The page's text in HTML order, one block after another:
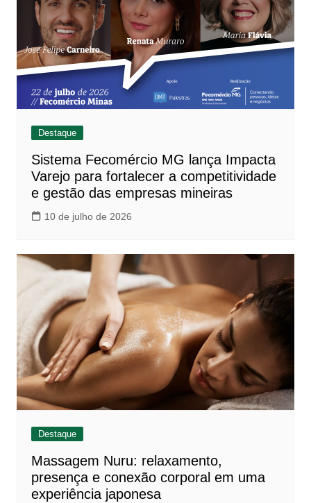
Destaque
Sistema Fecomércio MG lança Impacta
Varejo para fortalecer a competitividade
e gestão das empresas mineiras
10 de julho de 2026
Destaque
Massagem Nuru: relaxamento,
presença e conexão corporal em uma
experiência japonesa